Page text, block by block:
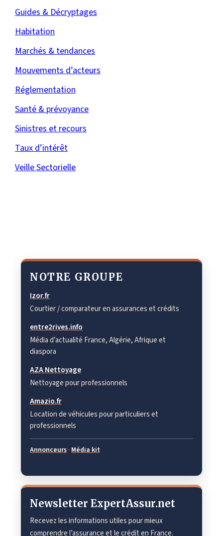
Guides & Décryptages
Habitation
Marchés & tendances
Mouvements d’acteurs
Réglementation
Santé & prévoyance
Sinistres et recours
Taux d’intérêt
Veille Sectorielle
NOTRE GROUPE
Izor.fr
Courtier / comparateur en assurances et crédits
entre2rives.info
Média d’actualité France, Algérie, Afrique et
diaspora
AZA Nettoyage
Nettoyage pour professionnels
Amazio.fr
Location de véhicules pour particuliers et
professionnels
Annonceurs · Média kit
Newsletter ExpertAssur.net
Recevez les informations utiles pour mieux
comprendre l’assurance et le crédit en France.